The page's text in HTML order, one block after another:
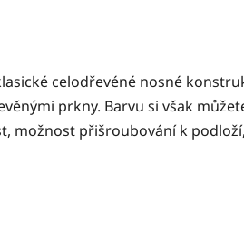
celodřevéné nosné
prkny. Barvu si však
přišroubování k